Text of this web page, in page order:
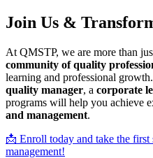
Join Us &
At QMSTP, we are more than
community of quality
learning and professional
quality manager, a corporate
programs will help you achieve
and management.
📩 Enroll today and take the
management!